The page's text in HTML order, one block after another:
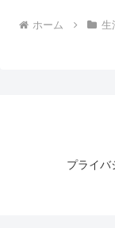
ホーム 生
プライバ